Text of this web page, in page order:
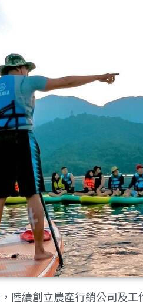
續創立農產行銷公司及